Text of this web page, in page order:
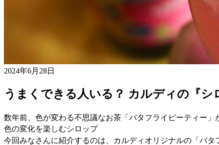
2024年6月28日
うまくできる人いる？ カルディの『
数年前、色が変わる不思議なお茶「バタフライピーティー
色の変化を楽しむシロップ
今回みなさんに紹介するのは、カルディオリジナルの「バ